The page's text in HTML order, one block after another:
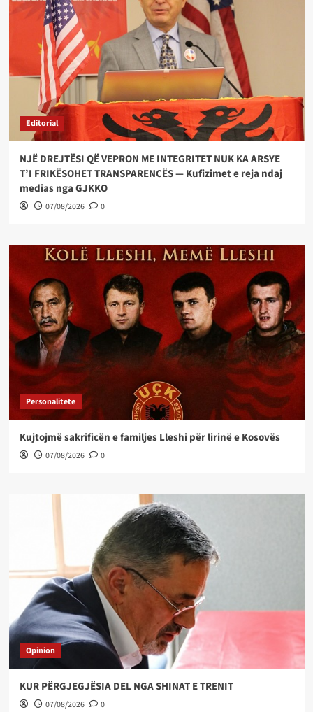
Editorial
NJË DREJTËSI QË VEPRON ME INTEGRITET NUK KA ARSYE
T’I FRIKËSOHET TRANSPARENCËS — Kufizimet e reja ndaj
medias nga GJKKO
07/08/2026 0
Personalitete
Kujtojmë sakrificën e familjes Lleshi për lirinë e Kosovës
07/08/2026 0
Opinion
KUR PËRGJEGJËSIA DEL NGA SHINAT E TRENIT
07/08/2026 0